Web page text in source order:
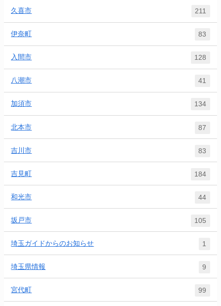
久喜市 211
伊奈町 83
入間市 128
八潮市 41
加須市 134
北本市 87
吉川市 83
吉見町 184
和光市 44
坂戸市 105
埼玉ガイドからのお知らせ 1
埼玉県情報 9
宮代町 99